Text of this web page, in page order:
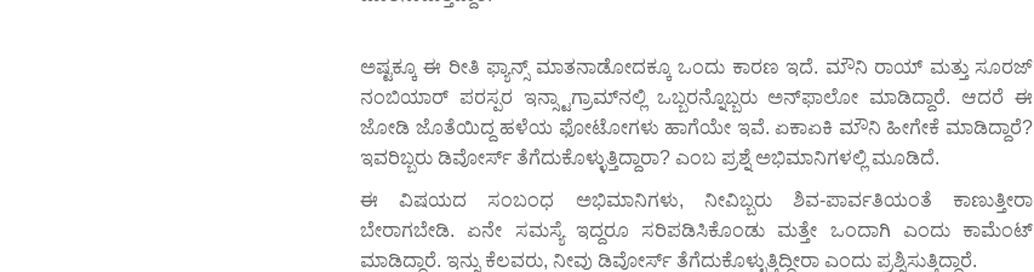
ಅಷ್ಟಕ್ಕೂ ಈ ರೀತಿ ಫ್ಯಾನ್ಸ್ ಮಾತನಾಡೋದಕ್ಕೂ ಒಂದು ಕಾರಣ ಇದೆ. ಮೌನಿ ರಾಯ್ ಮತ್ತು ಸೂರಜ್
ನಂಬಿಯಾರ್ ಪರಸ್ಪರ ಇನ್ಸ್ಟಾಗ್ರಾಮ್‌ನಲ್ಲಿ ಒಬ್ಬರನ್ನೊಬ್ಬರು ಅನ್‌ಫಾಲೋ ಮಾಡಿದ್ದಾರೆ. ಆದರೆ ಈ
ಜೋಡಿ ಜೊತೆಯಿದ್ದ ಹಳೆಯ ಫೋಟೋಗಳು ಹಾಗೆಯೇ ಇವೆ. ಏಕಾಏಕಿ ಮೌನಿ ಹೀಗೇಕೆ ಮಾಡಿದ್ದಾರೆ?
ಇವರಿಬ್ಬರು ಡಿವೋರ್ಸ್ ತೆಗೆದುಕೊಳ್ಳುತ್ತಿದ್ದಾರಾ? ಎಂಬ ಪ್ರಶ್ನೆ ಅಭಿಮಾನಿಗಳಲ್ಲಿ ಮೂಡಿದೆ.
ಈ ವಿಷಯದ ಸಂಬಂಧ ಅಭಿಮಾನಿಗಳು, ನೀವಿಬ್ಬರು ಶಿವ-ಪಾರ್ವತಿಯಂತೆ ಕಾಣುತ್ತೀರಾ
ಬೇರಾಗಬೇಡಿ. ಏನೇ ಸಮಸ್ಯೆ ಇದ್ದರೂ ಸರಿಪಡಿಸಿಕೊಂಡು ಮತ್ತೇ ಒಂದಾಗಿ ಎಂದು ಕಾಮೆಂಟ್
ಮಾಡಿದ್ದಾರೆ. ಇನ್ನು ಕೆಲವರು, ನೀವು ಡಿವೋರ್ಸ್ ತೆಗೆದುಕೊಳ್ಳುತ್ತಿದ್ದೀರಾ ಎಂದು ಪ್ರಶ್ನಿಸುತ್ತಿದ್ದಾರೆ.